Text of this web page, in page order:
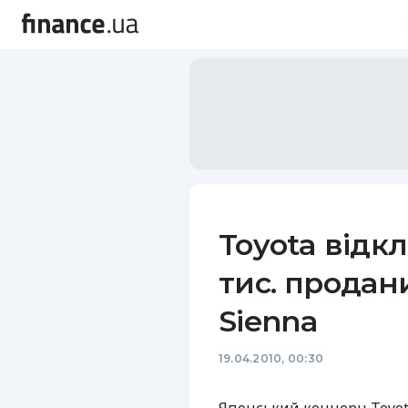
Toyota
тис.
Sienna
19.04.2010, 00:30